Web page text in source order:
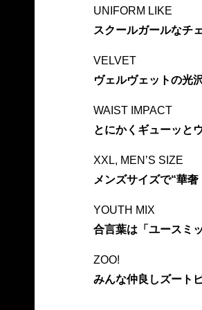
UNIFORM LIKE
スクールガールなチ
VELVET
ヴェルヴェットの光
WAIST IMPACT
とにかくギューッと
XXL, MEN’S SIZE
メンズサイズで“華
YOUTH MIX
合言葉は「ユースミ
ZOO!
みんな仲良しズート